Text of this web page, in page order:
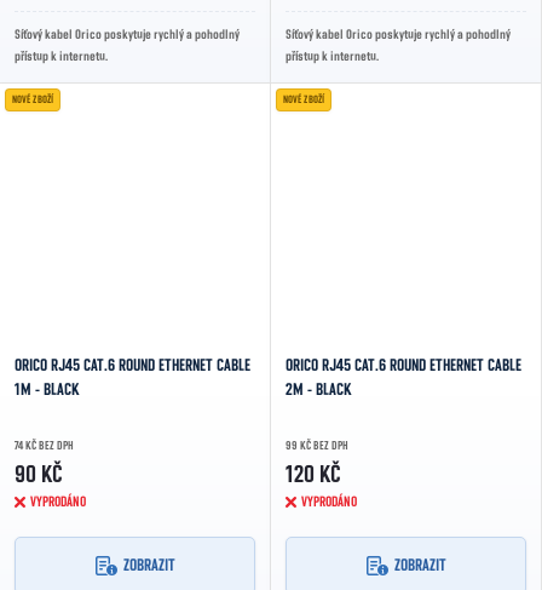
Síťový kabel Orico poskytuje rychlý a pohodlný
přístup k internetu.
Síťový kabel Orico poskytuje rychlý a pohodlný
přístup k internetu.
NOVÉ ZBOŽÍ
ORICO RJ45 CAT.6 ROUND ETHERNET CABLE
1M - BLACK
74 KČ BEZ DPH
90 KČ
VYPRODÁNO
ZOBRAZIT
NOVÉ ZBOŽÍ
ORICO RJ45 CAT.6 ROUND ETHERNET CABLE
2M - BLACK
99 KČ BEZ DPH
120 KČ
VYPRODÁNO
ZOBRAZIT